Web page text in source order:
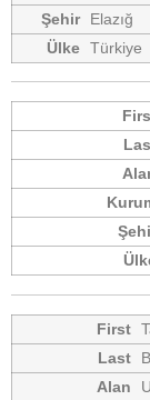
Elazığ
Türkiye